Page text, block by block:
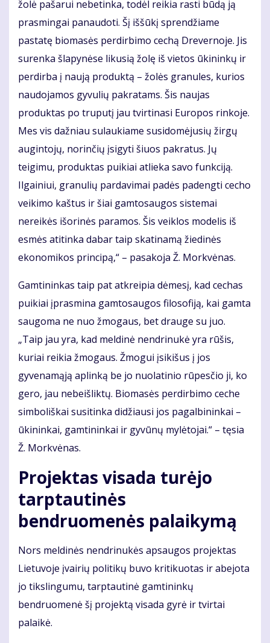
žolė pašarui nebetinka, todėl reikia rasti būdą ją
prasmingai panaudoti. Šį iššūkį sprendžiame
pastatę biomasės perdirbimo cechą Drevernoje. Jis
surenka šlapynėse likusią žolę iš vietos ūkininkų ir
perdirba į naują produktą – žolės granules, kurios
naudojamos gyvulių pakratams. Šis naujas
produktas po truputį jau tvirtinasi Europos rinkoje.
Mes vis dažniau sulaukiame susidomėjusių žirgų
augintojų, norinčių įsigyti šiuos pakratus. Jų
teigimu, produktas puikiai atlieka savo funkciją.
Ilgainiui, granulių pardavimai padės padengti cecho
veikimo kaštus ir šiai gamtosaugos sistemai
nereikės išorinės paramos. Šis veiklos modelis iš
esmės atitinka dabar taip skatinamą žiedinės
ekonomikos principą,“ – pasakoja Ž. Morkvėnas.
Gamtininkas taip pat atkreipia dėmesį, kad cechas
puikiai įprasmina gamtosaugos filosofiją, kai gamta
saugoma ne nuo žmogaus, bet drauge su juo.
„Taip jau yra, kad meldinė nendrinukė yra rūšis,
kuriai reikia žmogaus. Žmogui įsikišus į jos
gyvenamąją aplinką be jo nuolatinio rūpesčio ji, ko
gero, jau nebeišliktų. Biomasės perdirbimo ceche
simboliškai susitinka didžiausi jos pagalbininkai –
ūkininkai, gamtininkai ir gyvūnų mylėtojai.“ – tęsia
Ž. Morkvėnas.
Projektas visada turėjo
tarptautinės
bendruomenės palaikymą
Nors meldinės nendrinukės apsaugos projektas
Lietuvoje įvairių politikų buvo kritikuotas ir abejota
jo tikslingumu, tarptautinė gamtininkų
bendruomenė šį projektą visada gyrė ir tvirtai
palaikė.